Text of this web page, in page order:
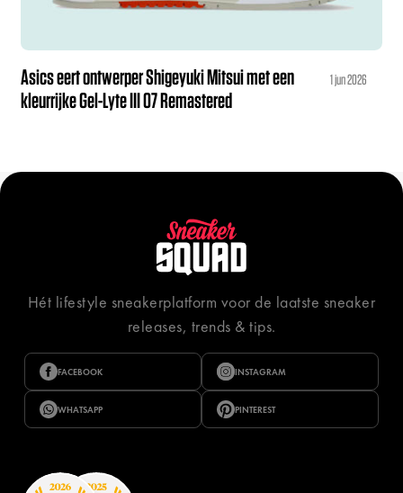
Asics eert ontwerper Shigeyuki Mitsui met een
kleurrijke Gel-Lyte III 07 Remastered
1 jun 2026
Hét lifestyle sneakerplatform voor de laatste sneaker
releases, trends & tips.
FACEBOOK INSTAGRAM
WHATSAPP PINTEREST